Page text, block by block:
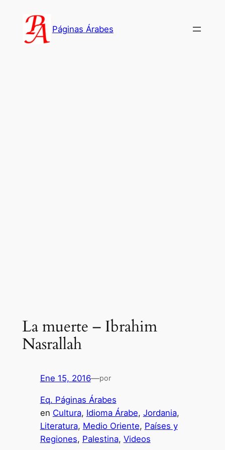
contenido
Páginas Árabes
La muerte – Ibrahim
Nasrallah
Ene 15, 2016—por
Eq. Páginas Árabes
en Cultura, Idioma Árabe, Jordania
Literatura, Medio Oriente, Países y
Regiones, Palestina, Videos